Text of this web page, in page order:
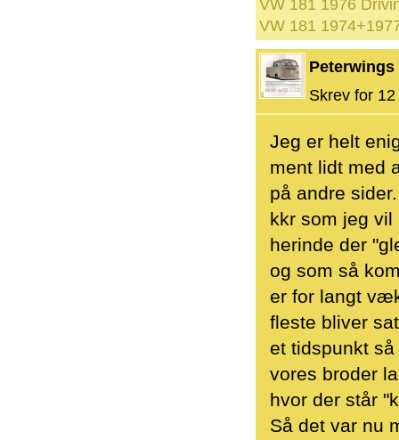
VW 181 1976
VW 181
Peterwings
Skrev for
Jeg er helt
ment lidt med
på andre
kkr som jeg
herinde der
og som så
er for langt
fleste bliver
et tidspunkt
vores broder
hvor der står
Så det var nu